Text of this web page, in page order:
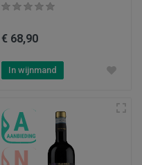
€ 68,90
In wijnmand